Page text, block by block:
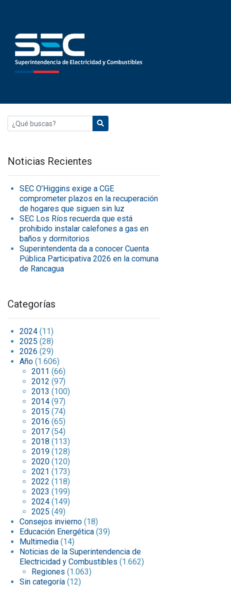
Noticias Recientes
SEC O’Higgins exige a CGE
comprometer plazos en la recuperación
de hogares que siguen sin luz
SEC Los Ríos recuerda que está
prohibido instalar calefones a gas en
baños y dormitorios
Superintendenta da a conocer Cuenta
Pública Participativa 2026 en la comuna
de Rancagua
Categorías
2024 (11)
2025 (28)
2026 (29)
Año (1.606)
2011 (66)
2012 (97)
2013 (100)
2014 (97)
2015 (74)
2016 (65)
2017 (54)
2018 (113)
2019 (128)
2020 (120)
2021 (173)
2022 (118)
2023 (199)
2024 (149)
2025 (49)
Consejos invierno (18)
Educación Energética (39)
Multimedia (14)
Noticias de la Superintendencia de
Electricidad y Combustibles (1.662)
Regiones (1.063)
Sin categoría (12)